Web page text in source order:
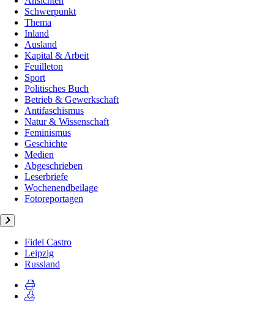
Schwerpunkt
Thema
Inland
Ausland
Kapital & Arbeit
Feuilleton
Sport
Politisches Buch
Betrieb & Gewerkschaft
Antifaschismus
Natur & Wissenschaft
Feminismus
Geschichte
Medien
Abgeschrieben
Leserbriefe
Wochenendbeilage
Fotoreportagen
Fidel Castro
Leipzig
Russland